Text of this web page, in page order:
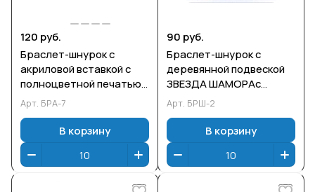
120 руб.
Браслет-шнурок с
акриловой вставкой с
полноцветной печатью
ГРЕБЕШОК
ВЛАДИВОСТОК с
полноцветной печатью
20 см . Упаковка: ПП
пакет.
Арт. БРА-7
В корзину
90 руб.
Браслет-шнурок с
деревянной подвеской
ЗВЕЗДА ШАМОРАс
гравировкой 20 см .
Упаковка: ПП пакет.
Арт. БРШ-2
В корзину